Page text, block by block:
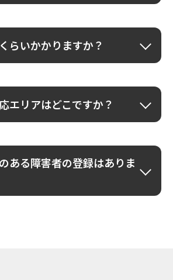
らいかかりますか？
エリアはどこですか？
ある障害者の登録はありま